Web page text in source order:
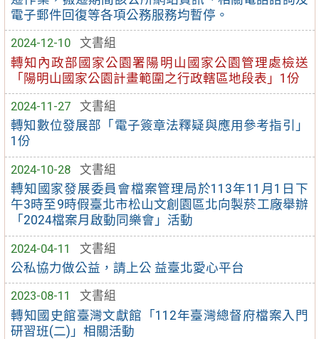
電子郵件回復等各項公務服務均暫停。
2024-12-10
文書組
轉知內政部國家公園署陽明山國家公園管理處檢送
「陽明山國家公園計畫範圍之行政轄區地段表」1份
2024-11-27
文書組
轉知數位發展部「電子簽章法釋疑與應用參考指引」
1份
2024-10-28
文書組
轉知國家發展委員會檔案管理局於113年11月1日下
午3時至9時假臺北市松山文創園區北向製菸工廠舉辦
「2024檔案月啟動同樂會」活動
2024-04-11
文書組
公私協力做公益，請上公 益臺北愛心平台
2023-08-11
文書組
轉知國史館臺灣文獻館「112年臺灣總督府檔案入門
研習班(二)」相關活動